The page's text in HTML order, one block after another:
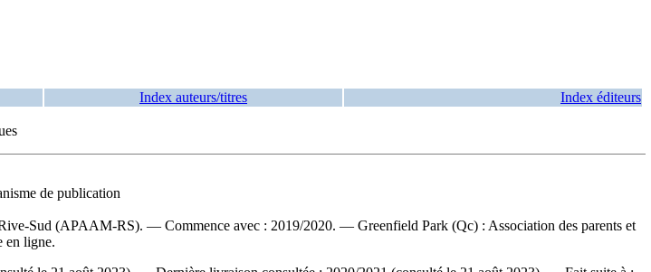
Index auteurs/titres Index éditeurs
de publication
Sud (APAAM-RS). — Commence avec : 2019/2020. — Greenfield Park (Qc) : Association des parents et
en ligne.